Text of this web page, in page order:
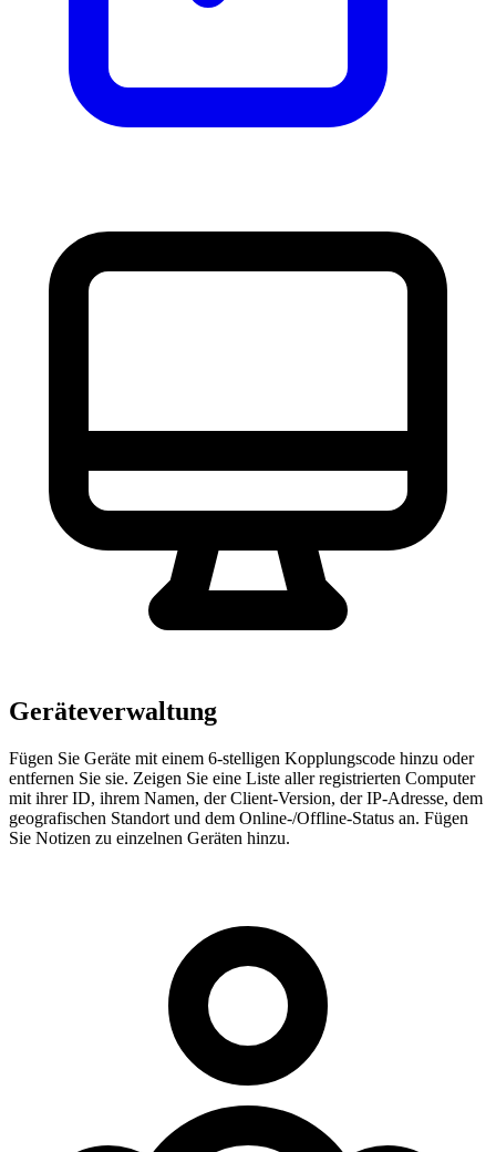
Geräteverwaltung
Fügen Sie Geräte mit einem 6-stelligen Kopplungscode hinzu oder
entfernen Sie sie. Zeigen Sie eine Liste aller registrierten Computer
mit ihrer ID, ihrem Namen, der Client-Version, der IP-Adresse, dem
geografischen Standort und dem Online-/Offline-Status an. Fügen
Sie Notizen zu einzelnen Geräten hinzu.